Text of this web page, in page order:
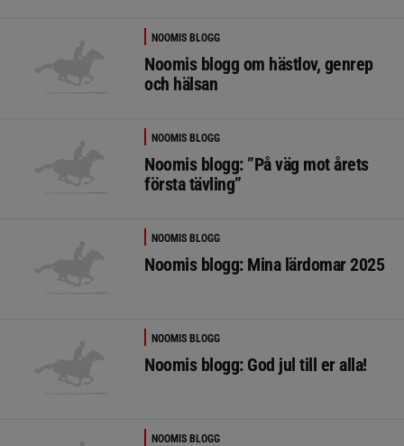
NOOMIS BLOGG
Noomis blogg om hästlov, genrep
och hälsan
NOOMIS BLOGG
Noomis blogg: ”På väg mot årets
första tävling”
NOOMIS BLOGG
Noomis blogg: Mina lärdomar 2025
NOOMIS BLOGG
Noomis blogg: God jul till er alla!
NOOMIS BLOGG